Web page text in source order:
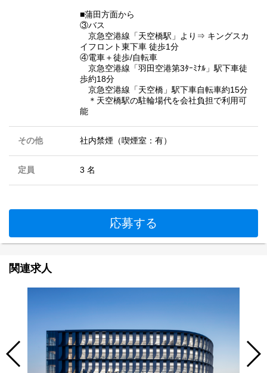
■蒲田方面から
③バス
京急空港線「天空橋駅」より⇒ キングスカ
イフロント東下車 徒歩1分
④電車＋徒歩/自転車
京急空港線「羽田空港第3ﾀｰﾐﾅﾙ」駅下車徒
歩約18分
京急空港線「天空橋」駅下車自転車約15分
＊天空橋駅の駐輪場代を会社負担で利用可
能
その他 社内禁煙（喫煙室：有）
定員 3 名
応募する
関連求人